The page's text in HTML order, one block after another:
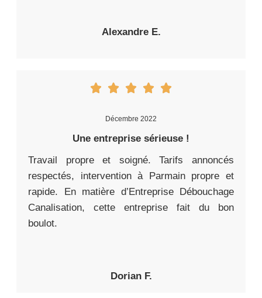
Alexandre E.
Décembre 2022
Une entreprise sérieuse !
Travail propre et soigné. Tarifs annoncés
respectés, intervention à Parmain propre et
rapide. En matière d’Entreprise Débouchage
Canalisation, cette entreprise fait du bon
boulot.
Dorian F.